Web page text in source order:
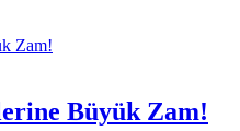
Büyük Zam!